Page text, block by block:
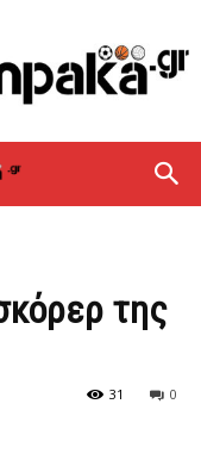
της
0
31